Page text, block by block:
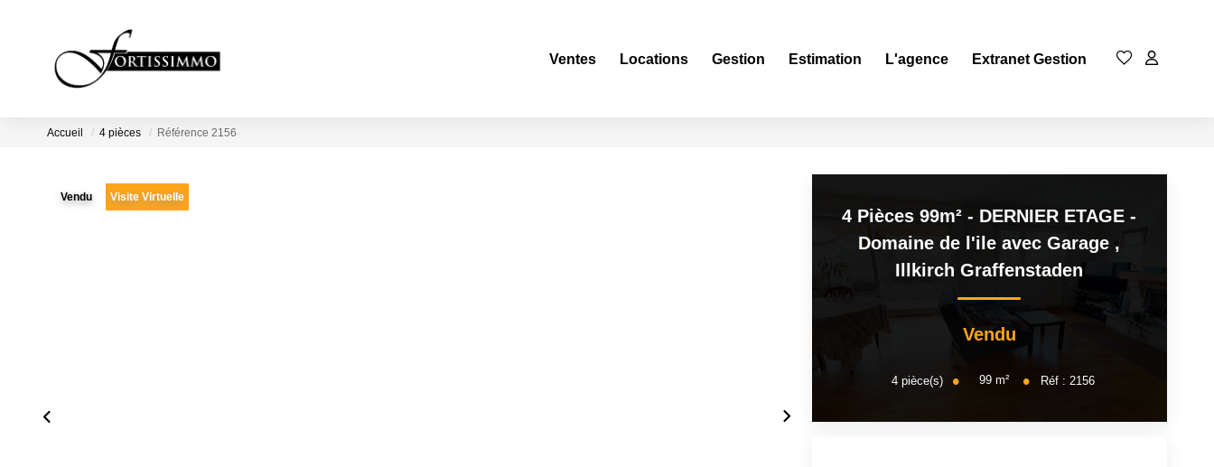
Ventes Locations Gestion Estimation L'agence Extranet Gestion
Accueil 4 pièces Référence 2156
Vendu Visite Virtuelle
4 Pièces 99m² - DERNIER ETAGE -
Domaine de l'ile avec Garage ,
Illkirch Graffenstaden
Vendu
4 pièce(s) 99 m² Réf : 2156